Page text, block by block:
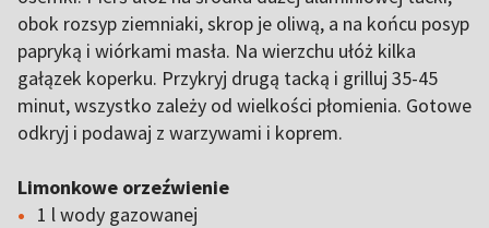
obok rozsyp ziemniaki, skrop je oliwą, a na końcu posyp
papryką i wiórkami masła. Na wierzchu ułóż kilka
gałązek koperku. Przykryj drugą tacką i grilluj 35-45
minut, wszystko zależy od wielkości płomienia. Gotowe
odkryj i podawaj z warzywami i koprem.
Limonkowe orzeźwienie
1 l wody gazowanej